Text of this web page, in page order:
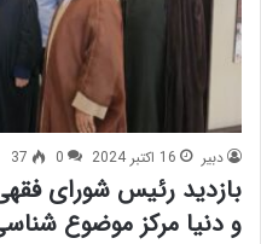
دبیر 16 اکتبر 2024 0
37
بازدید رئیس شورای
و دنیا مرکز موضوع